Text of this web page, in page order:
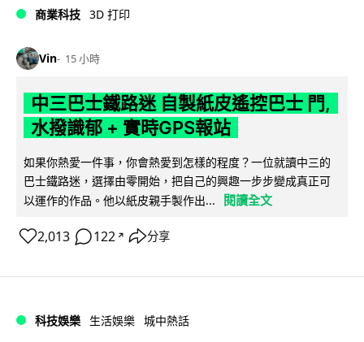
商業科技 3D 打印
Vin 15 小時
中三巴士鐵路迷 自製紙皮遙控巴士 門,
水撥識郁 + 實時GPS報站
如果你熱愛一件事，你會熱愛到怎樣的程度？一位就讀中三的
巴士鐵路迷，選擇由零開始，把自己的興趣一步步變成真正可
以運作的作品。他以紙皮親手製作出...
閱讀全文
2,013 122 ↗ 分享
科技娛樂 生活娛樂 城中熱話